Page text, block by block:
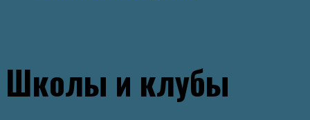
Школы и клубы